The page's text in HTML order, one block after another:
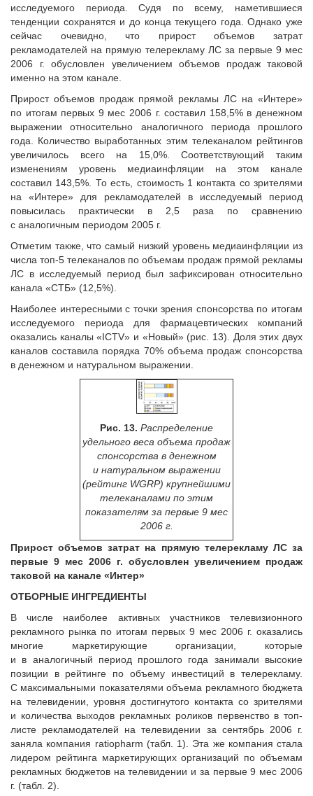
исследуемого периода. Судя по всему, наметившиеся
тенденции сохранятся и до конца текущего года. Однако уже
сейчас очевидно, что прирост объемов затрат
рекламодателей на прямую телерекламу ЛС за первые 9 мес
2006 г. обусловлен увеличением объемов продаж таковой
именно на этом канале.
Прирост объемов продаж прямой рекламы ЛС на «Интере»
по итогам первых 9 мес 2006 г. составил 158,5% в денежном
выражении относительно аналогичного периода прошлого
года. Количество выработанных этим телеканалом рейтингов
увеличилось всего на 15,0%. Соответствующий таким
изменениям уровень медиаинфляции на этом канале
составил 143,5%. То есть, стоимость 1 контакта со зрителями
на «Интере» для рекламодателей в исследуемый период
повысилась практически в 2,5 раза по сравнению
с аналогичным периодом 2005 г.
Отметим также, что самый низкий уровень медиаинфляции из
числа топ-5 телеканалов по объемам продаж прямой рекламы
ЛС в исследуемый период был зафиксирован относительно
канала «СТБ» (12,5%).
Наиболее интересными с точки зрения спонсорства по итогам
исследуемого периода для фармацевтических компаний
оказались каналы «ICTV» и «Новый» (рис. 13). Доля этих двух
каналов составила порядка 70% объема продаж спонсорства
в денежном и натуральном выражении.
Рис. 13. Распределение
удельного веса объема продаж
спонсорства в денежном
и натуральном выражении
(рейтинг WGRP) крупнейшими
телеканалами по этим
показателям за первые 9 мес
2006 г.
Прирост объемов затрат на прямую телерекламу ЛС за
первые 9 мес 2006 г. обусловлен увеличением продаж
таковой на канале «Интер»
ОТБОРНЫЕ ИНГРЕДИЕНТЫ
В числе наиболее активных участников телевизионного
рекламного рынка по итогам первых 9 мес 2006 г. оказались
многие маркетирующие организации, которые
и в аналогичный период прошлого года занимали высокие
позиции в рейтинге по объему инвестиций в телерекламу.
С максимальными показателями объема рекламного бюджета
на телевидении, уровня достигнутого контакта со зрителями
и количества выходов рекламных роликов первенство в топ-
листе рекламодателей на телевидении за сентябрь 2006 г.
заняла компания ratiopharm (табл. 1). Эта же компания стала
лидером рейтинга маркетирующих организаций по объемам
рекламных бюджетов на телевидении и за первые 9 мес 2006
г. (табл. 2).